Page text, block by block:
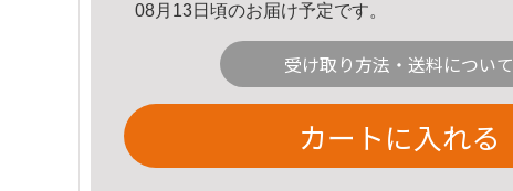
08月13日頃のお届け予定です。
受け取り方法・送料について
カートに入れる